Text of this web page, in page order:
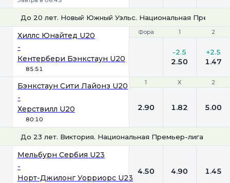
До 20 лет. Новый Южный Уэльс. Национальная Премьер-
Фора 1 2
Хиллс Юнайтед U20
-
Кентербери Бэнкстаун U20
85:51
Фора 1 2
-2.5
2.50
+2.5
1.47
1 Х 2
Бэнкстаун Сити Лайонз U20
-
Херствилл U20
80:10
1 Х 2
2.90 1.82 5.00
До 23 лет. Виктория. Национальная Премьер-лига 2
Мельбурн Сербия U23
-
Норт-Джилонг Уорриорс U23
4.50 4.90 1.45